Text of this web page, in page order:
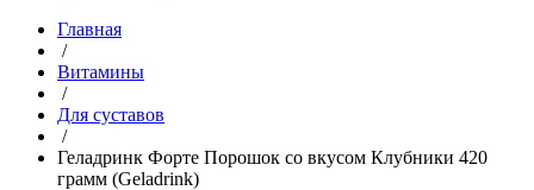
Главная
/
Витамины
/
Для суставов
/
Геладринк Форте Порошок со вкусом Клубники 420
грамм (Geladrink)